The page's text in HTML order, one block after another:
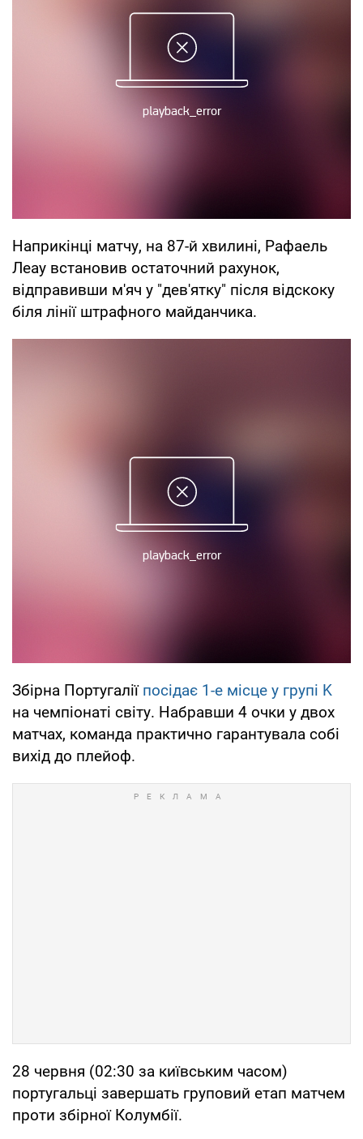
Наприкінці матчу, на 87-й хвилині, Рафаель
Леау встановив остаточний рахунок,
відправивши м'яч у "дев'ятку" після відскоку
біля лінії штрафного майданчика.
Збірна Португалії посідає 1-е місце у групі K
на чемпіонаті світу. Набравши 4 очки у двох
матчах, команда практично гарантувала собі
вихід до плейоф.
28 червня (02:30 за київським часом)
португальці завершать груповий етап матчем
проти збірної Колумбії.